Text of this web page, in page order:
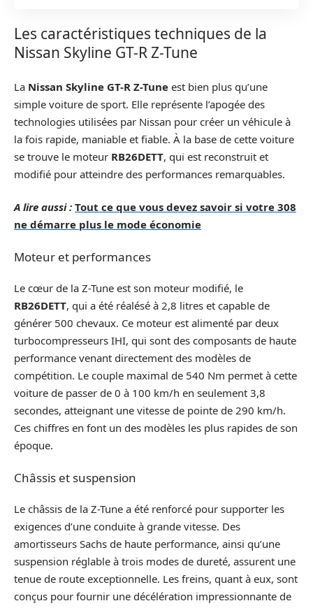
Les caractéristiques techniques de la
Nissan Skyline GT-R Z-Tune
La Nissan Skyline GT-R Z-Tune est bien plus qu’une
simple voiture de sport. Elle représente l’apogée des
technologies utilisées par Nissan pour créer un véhicule à
la fois rapide, maniable et fiable. À la base de cette voiture
se trouve le moteur RB26DETT, qui est reconstruit et
modifié pour atteindre des performances remarquables.
A lire aussi : Tout ce que vous devez savoir si votre 308
ne démarre plus le mode économie
Moteur et performances
Le cœur de la Z-Tune est son moteur modifié, le
RB26DETT, qui a été réalésé à 2,8 litres et capable de
générer 500 chevaux. Ce moteur est alimenté par deux
turbocompresseurs IHI, qui sont des composants de haute
performance venant directement des modèles de
compétition. Le couple maximal de 540 Nm permet à cette
voiture de passer de 0 à 100 km/h en seulement 3,8
secondes, atteignant une vitesse de pointe de 290 km/h.
Ces chiffres en font un des modèles les plus rapides de son
époque.
Châssis et suspension
Le châssis de la Z-Tune a été renforcé pour supporter les
exigences d’une conduite à grande vitesse. Des
amortisseurs Sachs de haute performance, ainsi qu’une
suspension réglable à trois modes de dureté, assurent une
tenue de route exceptionnelle. Les freins, quant à eux, sont
conçus pour fournir une décélération impressionnante de